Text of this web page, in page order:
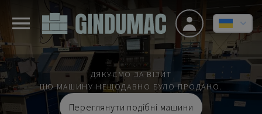
ДЯКУЄМО ЗА ВІЗИТ
ЦЮ МАШИНУ НЕЩОДАВНО БУЛО ПРОДАНО.
Переглянути подібні машини